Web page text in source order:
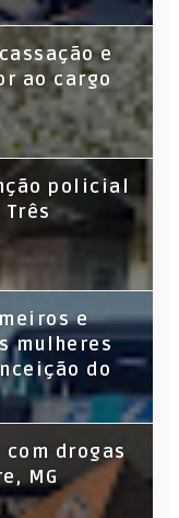
e
ao cargo
policial
e
mulheres
do
drogas
MG